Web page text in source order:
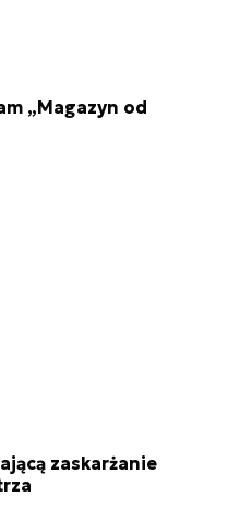
„Magazyn od
zaskarżanie